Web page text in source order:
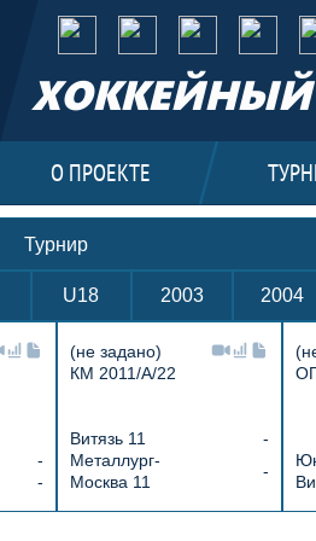
ХОККЕЙНЫЙ
О ПРОЕКТЕ
Турнир
U18 2003 2004
-
-
(не задано)
КМ 2011/А/22
Витязь 11
-
Металлург-
Москва 11
-